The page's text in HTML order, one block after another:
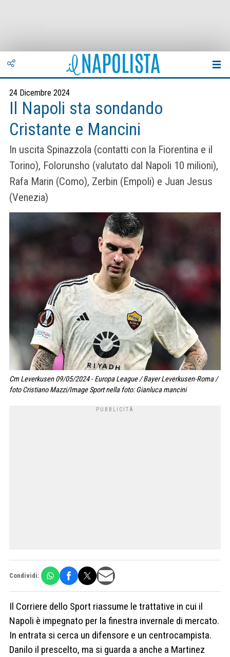
24 Dicembre 2024
Il Napoli sta sondando
Cristante e Mancini
In uscita Spinazzola (contatti con la Fiorentina e il
Torino), Folorunsho (valutato dal Napoli 10 milioni),
Rafa Marin (Como), Zerbin (Empoli) e Juan Jesus
(Venezia)
Cm Leverkusen 09/05/2024 - Europa League / Bayer Leverkusen-Roma /
foto Cristiano Mazzi/Image Sport nella foto: Gianluca mancini
Condividi:
Il Corriere dello Sport riassume le trattative in cui il
Napoli è impegnato per la finestra invernale di mercato.
In entrata si cerca un difensore e un centrocampista.
Danilo il prescelto, ma si guarda a anche a Martinez